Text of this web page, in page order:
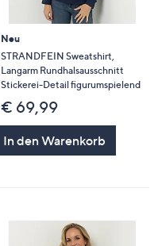
Neu
STRANDFEIN Sweatshirt,
Langarm Rundhalsausschnitt
Stickerei-Detail figurumspielend
€ 69,99
In den Warenkorb